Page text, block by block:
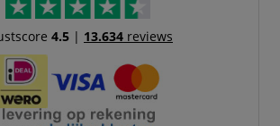
4.5| 13.634reviews